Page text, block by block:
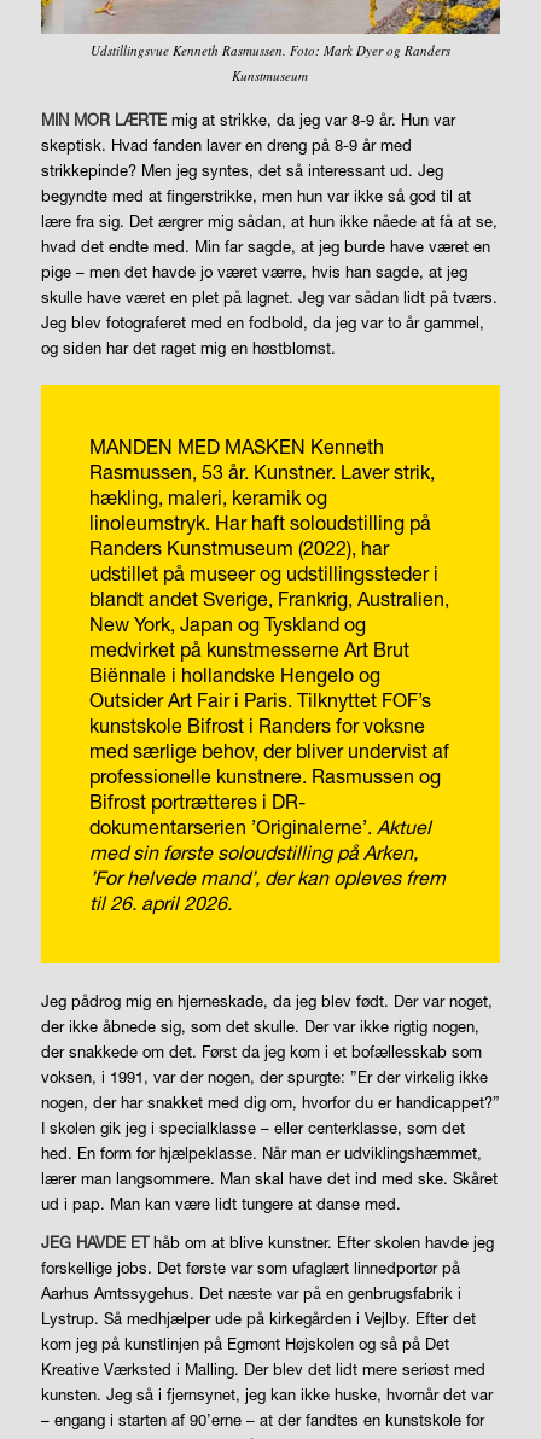
Udstillingsvue Kenneth Rasmussen. Foto: Mark Dyer og Randers
Kunstmuseum
MIN MOR LÆRTEmig at strikke, da jeg var 8-9 år. Hun var
skeptisk. Hvad fanden laver en dreng på 8-9 år med
strikkepinde? Men jeg syntes, det så interessant ud. Jeg
begyndte med at fingerstrikke, men hun var ikke så god til at
lære fra sig. Det ærgrer mig sådan, at hun ikke nåede at få at se,
hvad det endte med. Min far sagde, at jeg burde have været en
pige – men det havde jo været værre, hvis han sagde, at jeg
skulle have været en plet på lagnet. Jeg var sådan lidt på tværs.
Jeg blev fotograferet med en fodbold, da jeg var to år gammel,
og siden har det raget mig en høstblomst.
MANDEN MED MASKEN Kenneth
Rasmussen, 53 år. Kunstner. Laver strik,
hækling, maleri, keramik og
linoleumstryk. Har haft soloudstilling på
Randers Kunstmuseum (2022), har
udstillet på museer og udstillingssteder i
blandt andet Sverige, Frankrig, Australien,
New York, Japan og Tyskland og
medvirket på kunstmesserne Art Brut
Biënnale i hollandske Hengelo og
Outsider Art Fair i Paris. Tilknyttet FOF’s
kunstskole Bifrost i Randers for voksne
med særlige behov, der bliver undervist af
professionelle kunstnere. Rasmussen og
Bifrost portrætteres i DR-
dokumentarserien ’Originalerne’. Aktuel
med sin første soloudstilling på Arken,
’For helvede mand’, der kan opleves frem
til 26. april 2026.
Jeg pådrog mig en hjerneskade, da jeg blev født. Der var noget,
der ikke åbnede sig, som det skulle. Der var ikke rigtig nogen,
der snakkede om det. Først da jeg kom i et bofællesskab som
voksen, i 1991, var der nogen, der spurgte: ”Er der virkelig ikke
nogen, der har snakket med dig om, hvorfor du er handicappet?”
I skolen gik jeg i specialklasse – eller centerklasse, som det
hed. En form for hjælpeklasse. Når man er udviklingshæmmet,
lærer man langsommere. Man skal have det ind med ske. Skåret
ud i pap. Man kan være lidt tungere at danse med.
JEG HAVDE EThåb om at blive kunstner. Efter skolen havde jeg
forskellige jobs. Det første var som ufaglært linnedportør på
Aarhus Amtssygehus. Det næste var på en genbrugsfabrik i
Lystrup. Så medhjælper ude på kirkegården i Vejlby. Efter det
kom jeg på kunstlinjen på Egmont Højskolen og så på Det
Kreative Værksted i Malling. Der blev det lidt mere seriøst med
kunsten. Jeg så i fjernsynet, jeg kan ikke huske, hvornår det var
– engang i starten af 90’erne – at der fandtes en kunstskole for